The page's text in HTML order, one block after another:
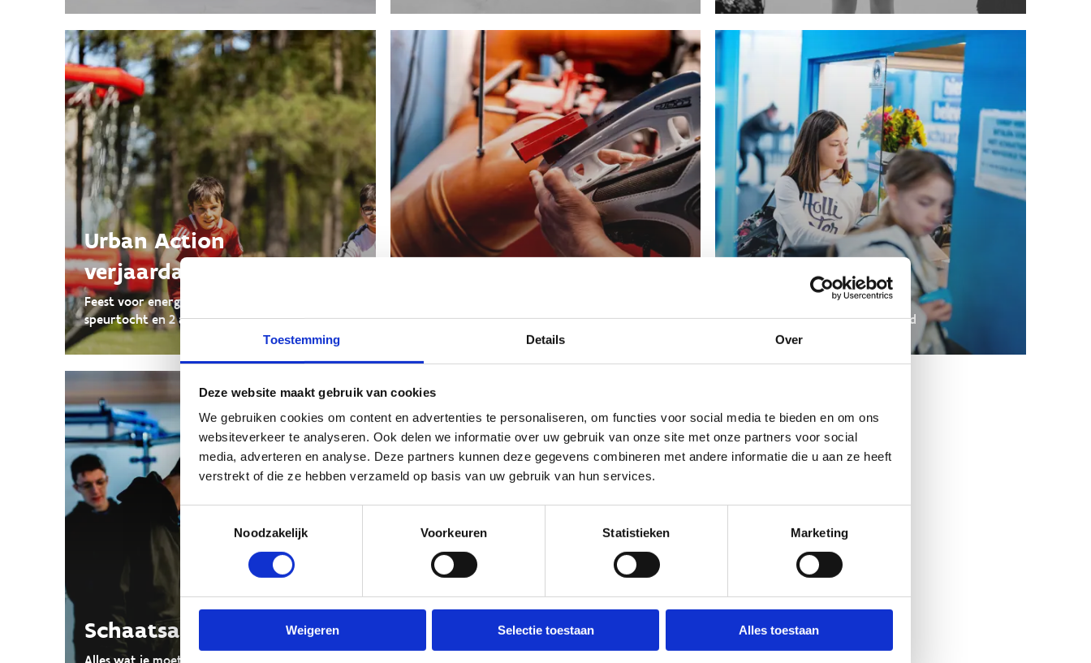
Toestemming Details Over
Deze website maakt gebruik van cookies
We gebruiken cookies om content en advertenties te personaliseren, om functies voor social media te bieden en om ons
websiteverkeer te analyseren. Ook delen we informatie over uw gebruik van onze site met onze partners voor social
media, adverteren en analyse. Deze partners kunnen deze gegevens combineren met andere informatie die u aan ze heeft
verstrekt of die ze hebben verzameld op basis van uw gebruik van hun services.
Toestemmingsselectie
Noodzakelijk
Voorkeuren Statistieken Marketing
Weigeren Selectie toestaan Alles toestaan
Urban Action
verjaardagsfeestje
Feest voor energieke feestvierders met een
speurtocht en 2 activiteiten naar keuze.
professionals.
10-beurtenkaart
Meer ijsplezier voor minder geld
Schaatsabonnement